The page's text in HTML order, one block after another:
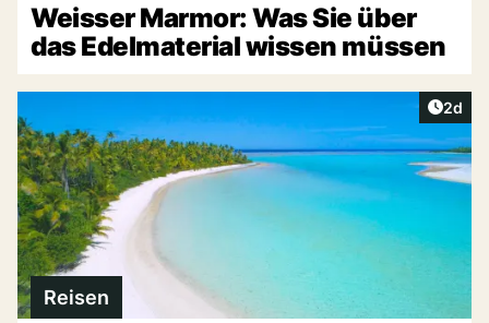
Weisser Marmor: Was Sie über
das Edelmaterial wissen müssen
2d
Reisen